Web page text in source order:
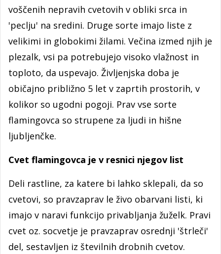
voščenih nepravih cvetovih v obliki srca in
'peclju' na sredini. Druge sorte imajo liste z
velikimi in globokimi žilami. Večina izmed njih je
plezalk, vsi pa potrebujejo visoko vlažnost in
toploto, da uspevajo. Življenjska doba je
običajno približno 5 let v zaprtih prostorih, v
kolikor so ugodni pogoji. Prav vse sorte
flamingovca so strupene za ljudi in hišne
ljubljenčke.
Cvet flamingovca je v resnici njegov list
Deli rastline, za katere bi lahko sklepali, da so
cvetovi, so pravzaprav le živo obarvani listi, ki
imajo v naravi funkcijo privabljanja žuželk. Pravi
cvet oz. socvetje je pravzaprav osrednji 'štrleči'
del, sestavljen iz številnih drobnih cvetov.